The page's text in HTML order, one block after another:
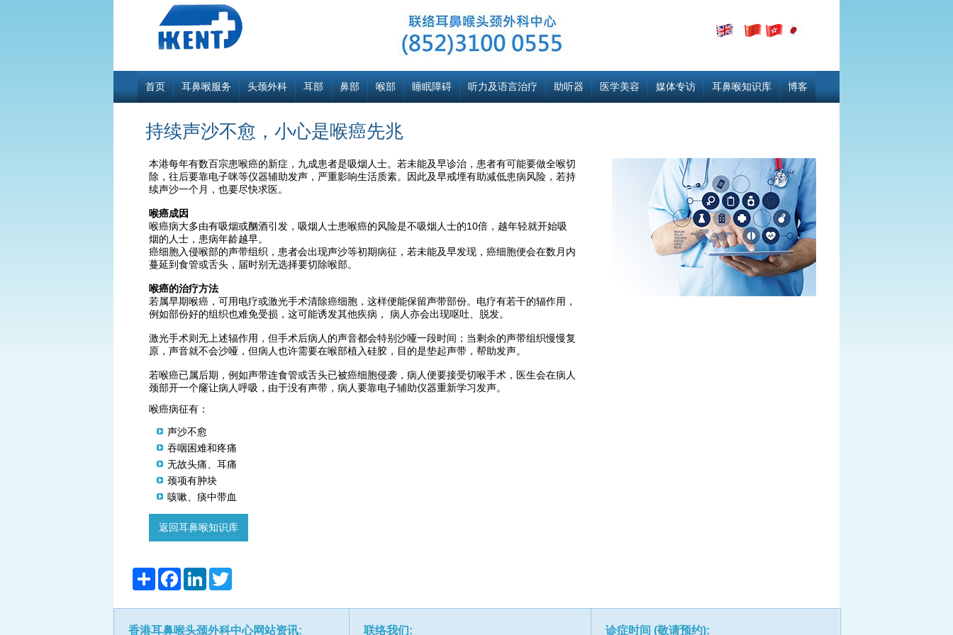
首页 耳鼻喉服务 头颈外科 耳部 鼻部 喉部 睡眠障碍 听力及语言治疗 助听器 医学美容 媒体专访 耳鼻喉知识库 博客
持续声沙不愈，小心是喉癌先兆
本港每年有数百宗患喉癌的新症，九成患者是吸烟人士。若未能及早诊治，患者有可能要做全喉切
除，往后要靠电子咪等仪器辅助发声，严重影响生活质素。因此及早戒堙有助减低患病风险，若持
续声沙一个月，也要尽快求医。
喉癌成因
喉癌病大多由有吸烟或酗酒引发，吸烟人士患喉癌的风险是不吸烟人士的10倍，越年轻就开始吸
烟的人士，患病年龄越早。
癌细胞入侵喉部的声带组织，患者会出现声沙等初期病征，若未能及早发现，癌细胞便会在数月内
蔓延到食管或舌头，届时别无选择要切除喉部。
喉癌的治疗方法
若属早期喉癌，可用电疗或激光手术清除癌细胞，这样便能保留声带部份。电疗有若干的辐作用，
例如部份好的组织也难免受损，这可能诱发其他疾病， 病人亦会出现呕吐、脱发。
激光手术则无上述辐作用，但手术后病人的声音都会特别沙哑一段时间；当剩余的声带组织慢慢复
原，声音就不会沙哑，但病人也许需要在喉部植入硅胶，目的是垫起声带，帮助发声。
若喉癌已属后期，例如声带连食管或舌头已被癌细胞侵袭，病人便要接受切喉手术，医生会在病人
颈部开一个窿让病人呼吸，由于没有声带，病人要靠电子辅助仪器重新学习发声。
喉癌病征有：
声沙不愈
吞咽困难和疼痛
无故头痛、耳痛
颈项有肿块
咳嗽、痰中带血
返回耳鼻喉知识库
分
享
FacebookLinkedIn
香港耳鼻喉头颈外科中心网站资讯: 联络我们: 诊症时间 (敬请预约):